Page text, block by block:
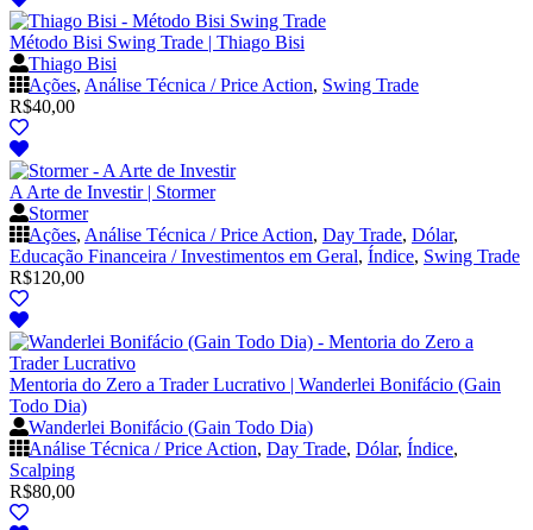
Método Bisi Swing Trade | Thiago Bisi
Thiago Bisi
Ações, Análise Técnica / Price Action, Swing Trade
R$40,00
A Arte de Investir | Stormer
Stormer
Ações, Análise Técnica / Price Action, Day Trade, Dólar,
Educação Financeira / Investimentos em Geral, Índice, Swing Trade
R$120,00
Mentoria do Zero a Trader Lucrativo | Wanderlei Bonifácio (Gain
Todo Dia)
Wanderlei Bonifácio (Gain Todo Dia)
Análise Técnica / Price Action, Day Trade, Dólar, Índice,
Scalping
R$80,00